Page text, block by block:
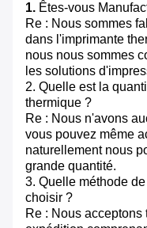
1. Êtes-vous
Re : Nous sommes
dans l'imprimante
nous nous sommes
les solutions
2. Quelle est la
thermique ?
Re : Nous n'avons
vous pouvez même
naturellement nous
grande quantité.
3. Quelle méthode
choisir ?
Re : Nous